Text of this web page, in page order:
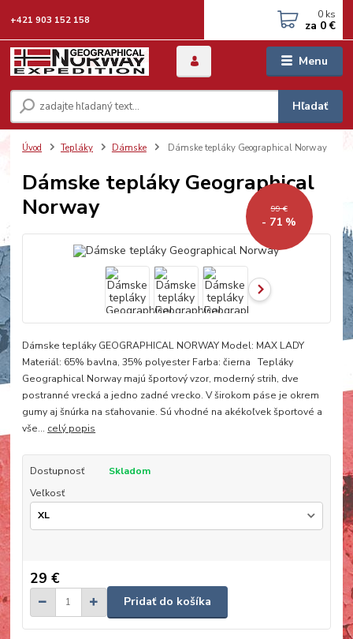
Menu
Hľadať
+421 903 152 158 0 ks
za 0 €
Úvod Tepláky Dámske Dámske tepláky Geographical Norway
Dámske tepláky Geographical
Norway
99 €
- 71 %
Dámske tepláky GEOGRAPHICAL NORWAY Model: MAX LADY
Materiál: 65% bavlna, 35% polyester Farba: čierna Tepláky
Geographical Norway majú športový vzor, moderný strih, dve
postranné vrecká a jedno zadné vrecko. V širokom páse je okrem
gumy aj šnúrka na sťahovanie. Sú vhodné na akékoľvek športové a
vše... celý popis
Dostupnosť
Skladom
Veľkosť
29 €
Pridať do košíka